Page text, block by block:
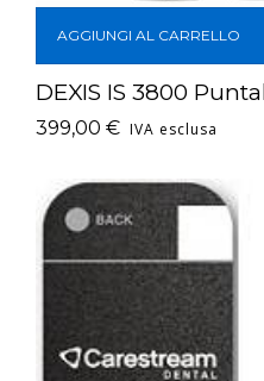
AGGIUNGI AL CARRELLO
DEXIS IS 3800
399,00 € IVA esclusa